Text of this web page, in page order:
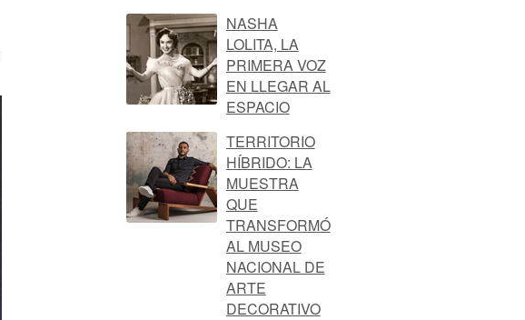
NASHA
LOLITA, LA
PRIMERA VOZ
EN LLEGAR AL
ESPACIO
TERRITORIO
HÍBRIDO: LA
MUESTRA
QUE
TRANSFORMÓ
AL MUSEO
NACIONAL DE
ARTE
DECORATIVO